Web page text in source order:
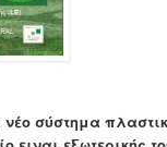
σύστημα